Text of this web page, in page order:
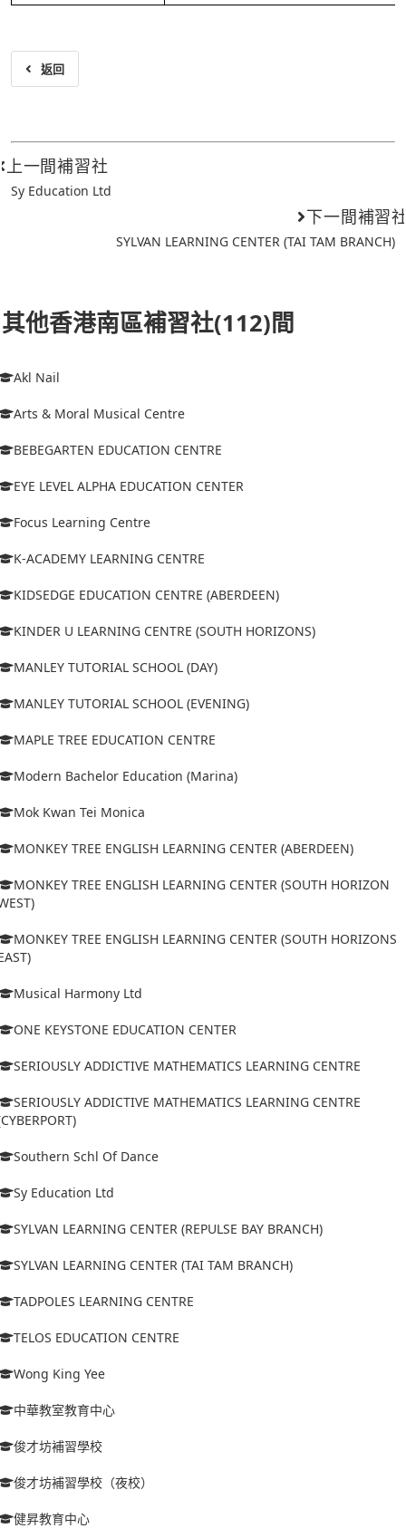
返回
上一間補習社
Sy Education Ltd
下一間補習
SYLVAN LEARNING CENTER (TAI TAM BRANCH)
其他香港南區補習社(112)間
Akl Nail
Arts & Moral Musical Centre
BEBEGARTEN EDUCATION CENTRE
EYE LEVEL ALPHA EDUCATION CENTER
Focus Learning Centre
K-ACADEMY LEARNING CENTRE
KIDSEDGE EDUCATION CENTRE (ABERDEEN)
KINDER U LEARNING CENTRE (SOUTH HORIZONS)
MANLEY TUTORIAL SCHOOL (DAY)
MANLEY TUTORIAL SCHOOL (EVENING)
MAPLE TREE EDUCATION CENTRE
Modern Bachelor Education (Marina)
Mok Kwan Tei Monica
MONKEY TREE ENGLISH LEARNING CENTER (ABERDEEN)
MONKEY TREE ENGLISH LEARNING CENTER (SOUTH HORIZON
MONKEY TREE ENGLISH LEARNING CENTER (SOUTH HORIZONS
Musical Harmony Ltd
ONE KEYSTONE EDUCATION CENTER
SERIOUSLY ADDICTIVE MATHEMATICS LEARNING CENTRE
SERIOUSLY ADDICTIVE MATHEMATICS LEARNING CENTRE
Southern Schl Of Dance
Sy Education Ltd
SYLVAN LEARNING CENTER (REPULSE BAY BRANCH)
SYLVAN LEARNING CENTER (TAI TAM BRANCH)
TADPOLES LEARNING CENTRE
TELOS EDUCATION CENTRE
Wong King Yee
中華教室教育中心
俊才坊補習學校
俊才坊補習學校（夜校）
健昇教育中心